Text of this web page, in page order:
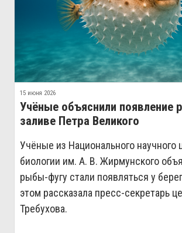
15 июня 2026
Учёные объяснили появление
заливе Петра Великого
Учёные из Национального научного
биологии им. А. В. Жирмунского
рыбы‑фугу стали появляться у
этом рассказала пресс‑секретарь
Требухова.